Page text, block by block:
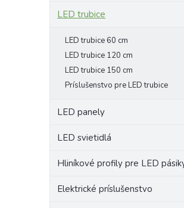
LED trubice
LED trubice 60 cm
LED trubice 120 cm
LED trubice 150 cm
Príslušenstvo pre LED trubice
LED panely
LED svietidlá
Hliníkové profily pre LED
Elektrické príslušenstvo